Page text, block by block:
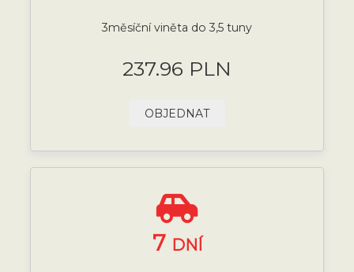
3měsíční viněta do 3,5 tuny
237.96 PLN
OBJEDNAT
7 DNÍ